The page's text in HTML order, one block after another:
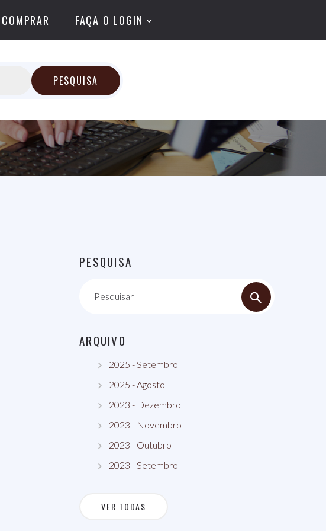
COMPRAR FAÇA O LOGIN
PESQUISA
PESQUISA
Pesquisar
ARQUIVO
2025 - Setembro
2025 - Agosto
2023 - Dezembro
2023 - Novembro
2023 - Outubro
2023 - Setembro
VER TODAS